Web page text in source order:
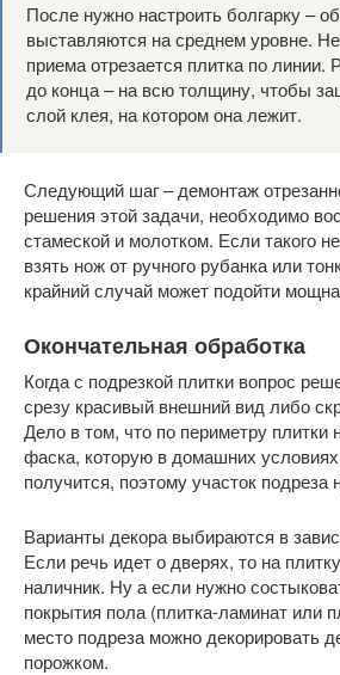
После нужно настроить болгарку –
выставляются на среднем уровне.
приема отрезается плитка по линии.
до конца – на всю толщину, чтобы
слой клея, на котором она лежит.
Следующий шаг – демонтаж
решения этой задачи, необходимо
стамеской и молотком. Если такого
взять нож от ручного рубанка или
крайний случай может подойти
Окончательная обработка
Когда с подрезкой плитки вопрос
срезу красивый внешний вид либо
Дело в том, что по периметру плитки
фаска, которую в домашних
получится, поэтому участок подреза
Варианты декора выбираются в
Если речь идет о дверях, то на
наличник. Ну а если нужно
покрытия пола (плитка-ламинат или
место подреза можно декорировать
порожком.